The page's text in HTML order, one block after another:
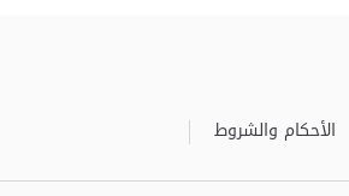
الأحكام والشروط